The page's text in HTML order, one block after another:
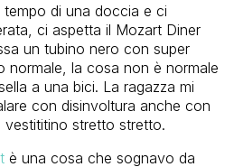
tempo di una doccia e ci
ci aspetta il Mozart Diner
un tubino nero con super
normale, la cosa non è normale
a una bici. La ragazza mi
con disinvoltura anche con
stretto stretto.
è una cosa che sognavo da